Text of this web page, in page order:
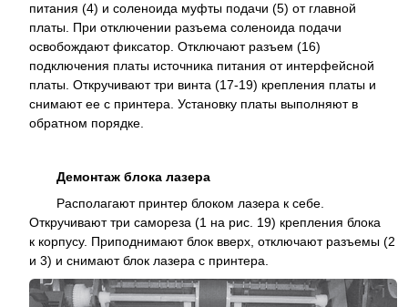
питания (4) и соленоида муфты подачи (5) от главной
платы. При отключении разъема соленоида подачи
освобождают фиксатор. Отключают разъем (16)
подключения платы источника питания от интерфейсной
платы. Откручивают три винта (17-19) крепления платы и
снимают ее с принтера. Установку платы выполняют в
обратном порядке.
Демонтаж блока лазера
Располагают принтер блоком лазера к себе.
Откручивают три самореза (1 на рис. 19) крепления блока
к корпусу. Приподнимают блок вверх, отключают разъемы (2
и 3) и снимают блок лазера с принтера.